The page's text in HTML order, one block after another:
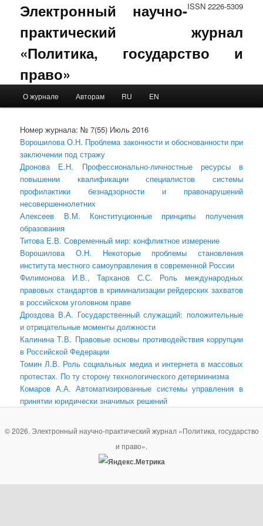
ISSN 2226-5309
Электронный научно-
практический журнал
«Политика, государство и
право»
Skip to primary content
Skip to secondary content
О журнале Авторам RU EN
Номер журнала: № 7(55) Июль 2016
Ворошилова О.Н. Проблема законности и обоснованности при
заключении под стражу
Дронова Е.Н. Профессионально-личностные ресурсы в
повышении квалификации специалистов системы
профилактики безнадзорности и правонарушений
несовершеннолетних
Алексеев В.М. Конституционные принципы получения
образования
Титова Е.В. Современный мир: конфликтное измерение
Ворошилова О.Н. Некоторые проблемы становления
института местного самоуправления в современной России
Филимонова И.В., Тарханов С.С. Роль международных
правовых стандартов в криминализации рейдерских захватов
в российском уголовном праве
Дроздова В.А. Государственный служащий: положительные
и отрицательные моменты должности
Калинина Т.В. Правовые основы противодействия коррупции
в Российской Федерации
Томин Л.В. Роль социальных медиа и интернета в массовых
протестах. По ту сторону технологического детерминизма
Комаров А.А. Автоматизированные системы управления в
принятии юридически значимых решений
© 2026. Электронный научно-практический журнал «Политика, государство
и право».